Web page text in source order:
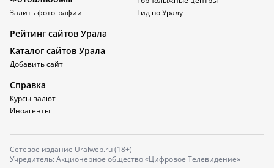
Залить фотографии
Гид по Уралу
Рейтинг сайтов Урала
Каталог сайтов Урала
Добавить сайт
Справка
Курсы валют
Иноагенты
Сетевое издание Uralweb.ru (18+)
Учредитель: Акционерное общество «Цифровое Телевидение»